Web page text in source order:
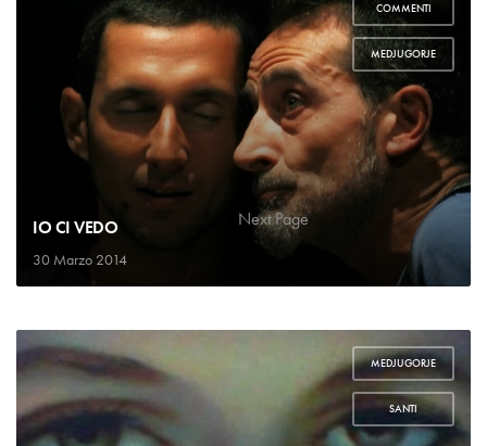
COMMENTI
,
MEDJUGORJE
IO CI VEDO
30 Marzo 2014
MEDJUGORJE
,
SANTI
Next Page